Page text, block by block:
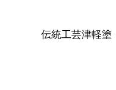
伝統工芸津軽塗